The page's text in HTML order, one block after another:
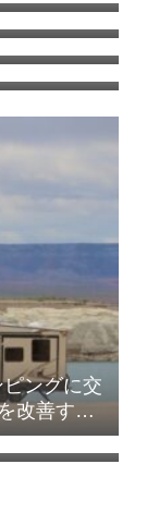
はSFCに
ちょっと
ングに交
改善する
しく過ご